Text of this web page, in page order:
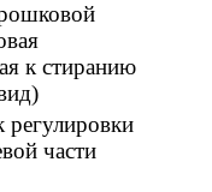
к стиранию
регулировки
части